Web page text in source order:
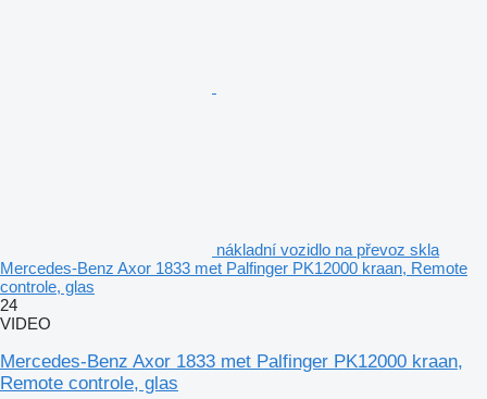
nákladní vozidlo na převoz skla
Mercedes-Benz Axor 1833 met Palfinger PK12000 kraan, Remote
controle, glas
24
VIDEO
Mercedes-Benz Axor 1833 met Palfinger PK12000 kraan,
Remote controle, glas